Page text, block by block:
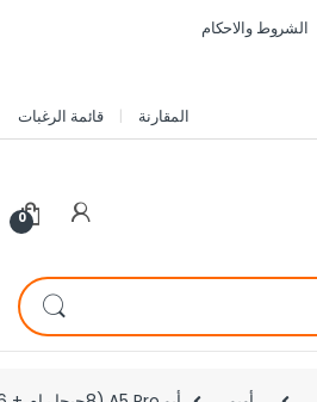
الشروط والاحكام
المقارنة
قائمة الرغبات
0